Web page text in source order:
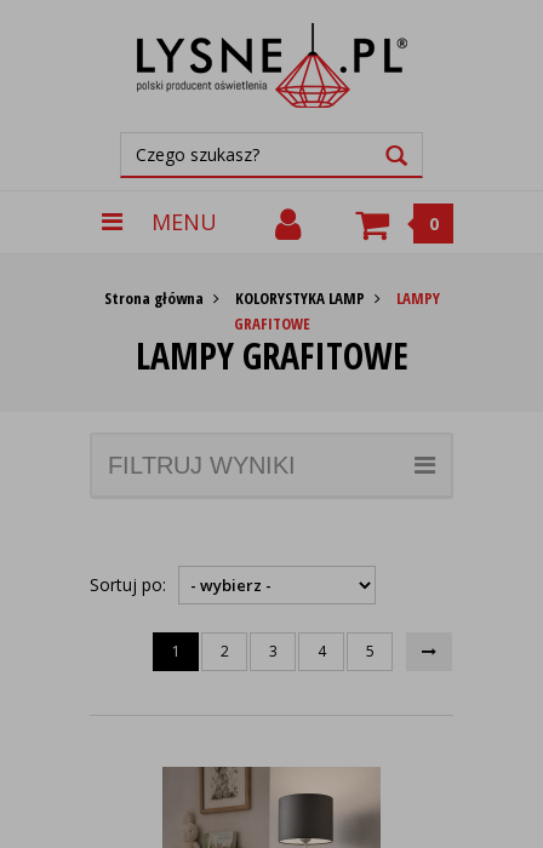
MENU 0
Strona główna KOLORYSTYKA LAMP
LAMPY
GRAFITOWE
LAMPY GRAFITOWE
FILTRUJ WYNIKI
Sortuj po:
1 2 3 4 5